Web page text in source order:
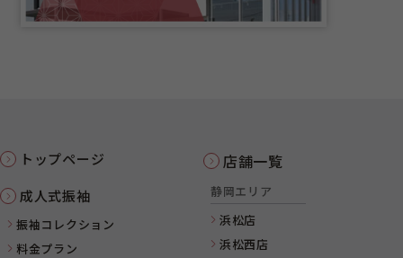
トップページ
成人式振袖
振袖コレクション
料金プラン
店舗一覧
静岡エリア
浜松店
浜松西店